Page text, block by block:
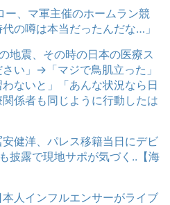
ー、マ軍主催のホームラン競
の噂は本当だったんだな…」
地震、その時の日本の医療ス
い」→「マジで鳥肌立った」
わないと」「あんな状況なら日
係者も同じように行動したは
健洋、パレス移籍当日にデビ
披露で現地サポが気づく..【海
人インフルエンサーがライブ